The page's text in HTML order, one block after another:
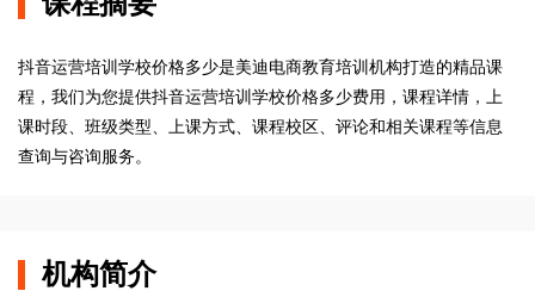
抖音运营培训学校价格多少是美迪电商教育培训机构打造的精品课
程，我们为您提供抖音运营培训学校价格多少费用，课程详情，上
课时段、班级类型、上课方式、课程校区、评论和相关课程等信息
查询与咨询服务。
机构简介